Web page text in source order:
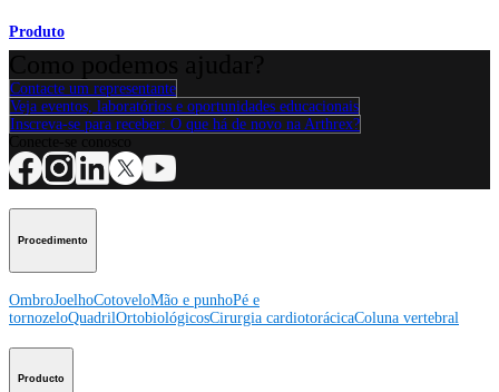
Produto
Contacte um representante
Veja eventos, laboratórios e oportunidades educacionais
Inscreva-se para receber: O que há de novo na Arthrex?
Procedimento
OmbroJoelhoCotoveloMão e punhoPé e
tornozeloQuadrilOrtobiológicosCirurgia cardiotorácicaColuna vertebral
Producto